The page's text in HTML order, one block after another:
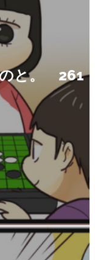
のと。 261